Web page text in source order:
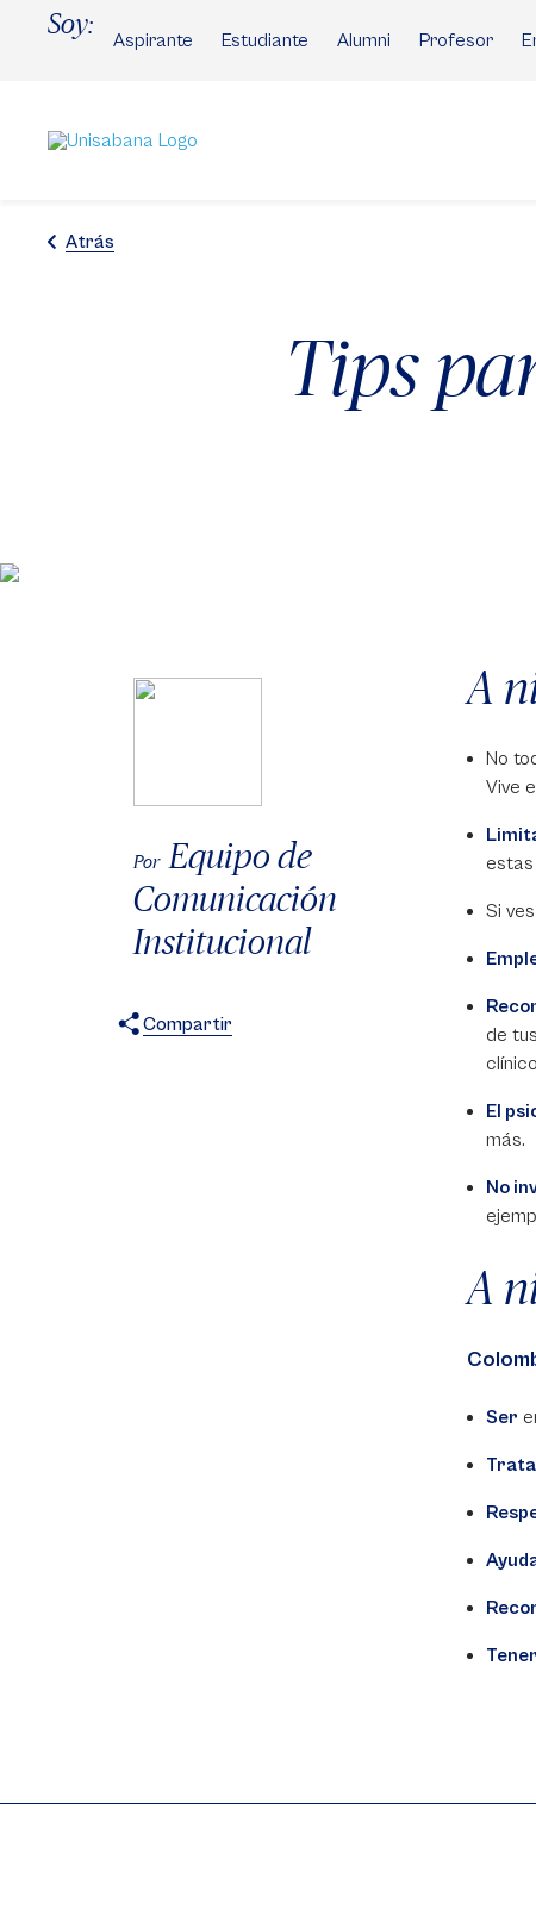
Soy:
Aspirante Estudiante Alumni Profesor
Atrás
Tips
Por Equipo de
Comunicación
Institucional
Compartir
A
No
Vive
Si
de
clínico
El
más.
No
A
Ser
Tener